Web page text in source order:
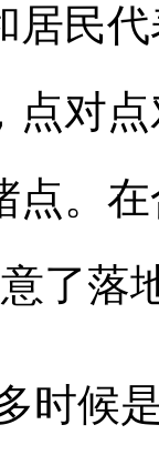
居民
点对
点。
了落
时候